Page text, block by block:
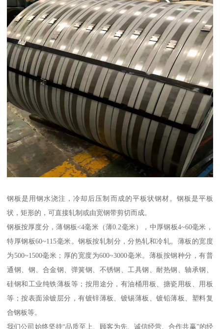
钢板是用钢水浇注，冷却后压制而成的平板状钢材。钢板是平板
状，矩形的，可直接轧制或由宽钢带剪切而成。
钢板按厚度分，薄钢板<4毫米（薄0.2毫米），中厚钢板4~60毫米，
特厚钢板60~115毫米。钢板按轧制分，分热轧和冷轧。薄板的宽度
为500~1500毫米；厚的宽度为600~3000毫米。薄板按钢种分，有普
通钢、钢、合金钢、弹簧钢、不锈钢、工具钢、耐热钢、轴承钢、
硅钢和工业纯铁薄板等；按用途分，有油桶用板、搪瓷用板、用板
等；按表面涂镀层分，有镀锌薄板、镀锡薄板、镀铅薄板、塑料复
合钢板等。
我们公司始终坚持“品质至上、顾客为先、诚信经营、合作共赢”的经